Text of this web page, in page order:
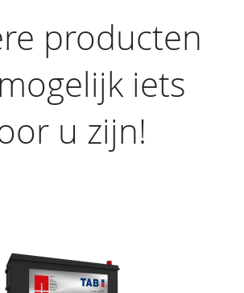
producten
iets
u zijn!